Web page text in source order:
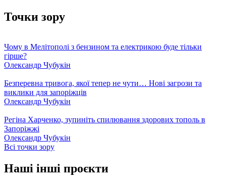
Точки зору
Чому в Мелітополі з бензином та електрикою буде тільки
гірше?
Олександр Чубукін
Безперевна тривога, якої тепер не чути… Нові загрози та
виклики для запоріжців
Олександр Чубукін
Регіна Харченко, зупиніть спилювання здорових тополь в
Запоріжжі
Олександр Чубукін
Всі точки зору
Наші інші проєкти